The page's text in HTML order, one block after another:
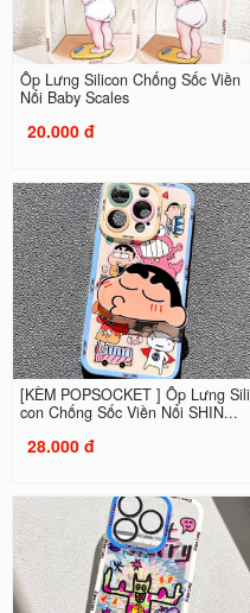
Ốp Lưng Silicon Chống Sốc Viền
Nổi Baby Scales
20.000 đ
[KÈM POPSOCKET ] Ốp Lưng Sili
con Chống Sốc Viền Nổi SHIN...
28.000 đ